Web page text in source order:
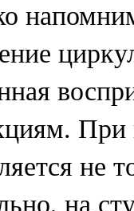
При
не
на